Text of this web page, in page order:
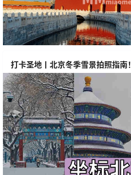
打卡圣地丨北京冬季雪景拍照指南！